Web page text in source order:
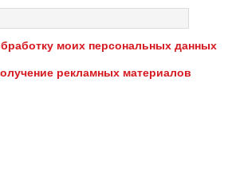
моих персональных данных
рекламных материалов